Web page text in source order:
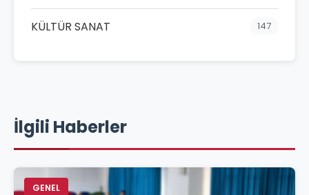
KÜLTÜR SANAT 147
İlgili Haberler
GENEL